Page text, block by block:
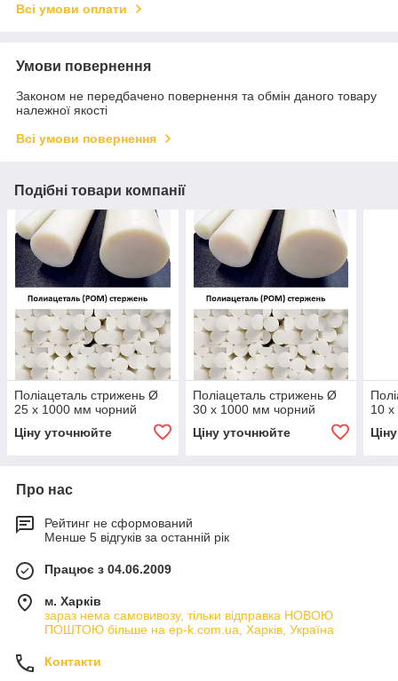
Всі умови оплати
Умови повернення
Законом не передбачено повернення та обмін даного товару
належної якості
Всі умови повернення
Подібні товари компанії
Поліацеталь стрижень Ø
25 х 1000 мм чорний
Ціну уточнюйте
Поліацеталь стрижень Ø
30 х 1000 мм чорний
Ціну уточнюйте
10
Про нас
Рейтинг не сформований
Менше 5 відгуків за останній рік
Працює з 04.06.2009
м. Харків
зараз нема самовивозу, тільки відправка НОВОЮ
ПОШТОЮ більше на ep-k.com.ua, Харків, Україна
Контакти